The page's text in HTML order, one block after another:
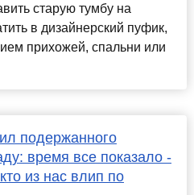
старую тумбу на
в дизайнерский пуфик,
прихожей, спальни или
подержанного
время все показало -
из нас влип по